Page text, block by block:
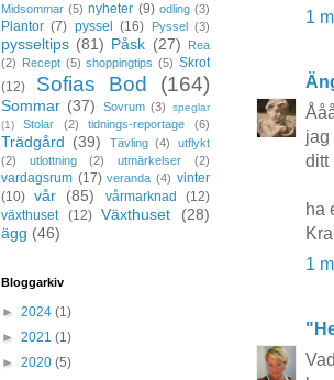
1
jag
ditt
ha
1
Midsommar (5) nyheter (9) odling (3)
Plantor (7) pyssel (16) Pyssel (3)
pysseltips (81) Påsk (27)
Rea
(2) Recept (5) shoppingtips (5) Skrot
(12)
Sofias Bod (164)
Sommar (37) Sovrum (3)
speglar
(1)
Stolar (2) tidnings-reportage (6)
Trädgård (39) Tävling (4)
utflykt
(2)
utlottning (2) utmärkelser (2)
vardagsrum (17) veranda (4) vinter
(10) vår (85) vårmarknad
(12)
växthuset
(12) Växthuset
(28)
ägg (46)
Bloggarkiv
► 2024 (1)
► 2021 (1)
► 2020 (5)